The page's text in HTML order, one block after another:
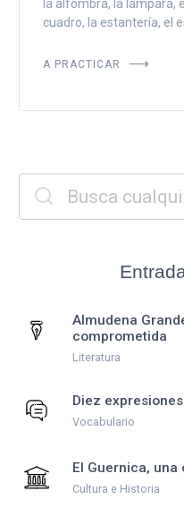
la alfombra, la lámpara,
cuadro, la estantería, el
A PRACTICAR
Almudena
comprometida
Literatura
Diez
Vocabulario
El Guernica, una
Cultura e Historia